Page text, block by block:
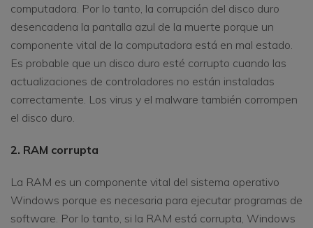
computadora. Por lo tanto, la corrupción del disco duro
desencadena la pantalla azul de la muerte porque un
componente vital de la computadora está en mal estado.
Es probable que un disco duro esté corrupto cuando las
actualizaciones de controladores no están instaladas
correctamente. Los virus y el malware también corrompen
el disco duro.
2. RAM corrupta
La RAM es un componente vital del sistema operativo
Windows porque es necesaria para ejecutar programas de
software. Por lo tanto, si la RAM está corrupta, Windows